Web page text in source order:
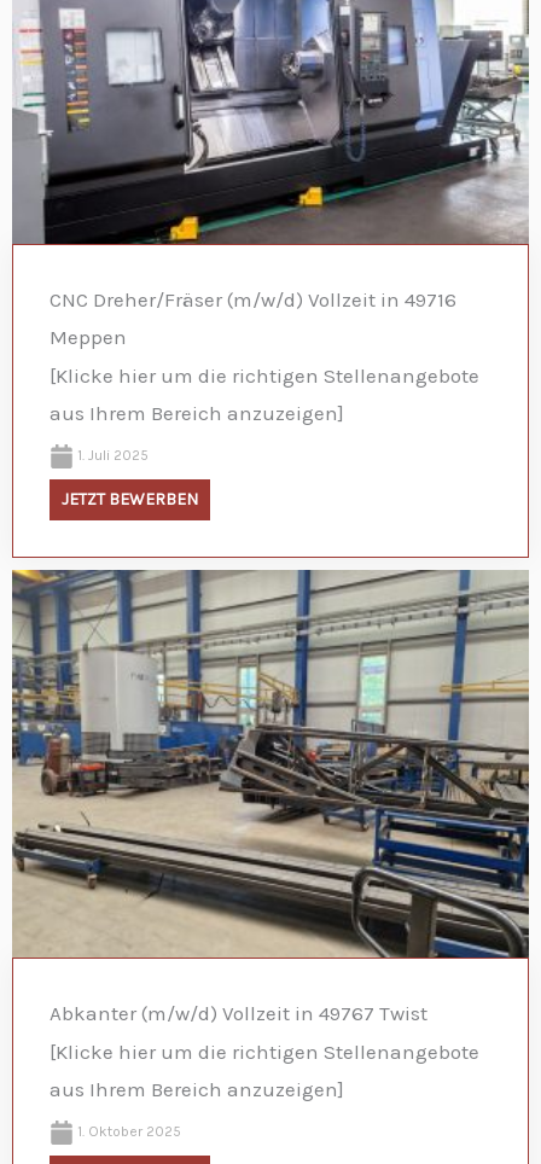
CNC Dreher/Fräser (m/w/d) Vollzeit in 49716
Meppen
[Klicke hier um die richtigen Stellenangebote
aus Ihrem Bereich anzuzeigen]
1. Juli 2025
JETZT BEWERBEN
Abkanter (m/w/d) Vollzeit in 49767 Twist
[Klicke hier um die richtigen Stellenangebote
aus Ihrem Bereich anzuzeigen]
1. Oktober 2025